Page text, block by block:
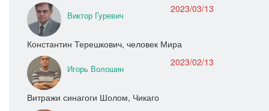
Виктор Гуревич
2023/03/13
Константин Терешкович, человек Мира
Игорь Волошин
2023/02/13
Витражи синагоги Шолом, Чикаго